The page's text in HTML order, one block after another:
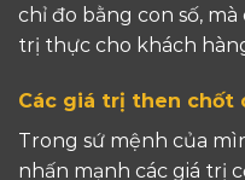
chỉ đo bằng con số,
trị thực cho khách
Các giá trị then chốt
Trong sứ mệnh của
nhấn mạnh các giá trị